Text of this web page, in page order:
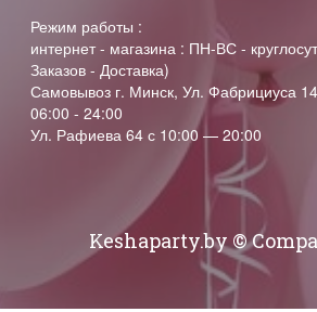
Режим работы :
интернет - магазина : ПН-ВС -
Заказов - Доставка)
Самовывоз г. Минск, Ул. Фабрициуса
06:00 - 24:00
Ул. Рафиева 64 с 10:00 — 20:00
Keshaparty.by ©